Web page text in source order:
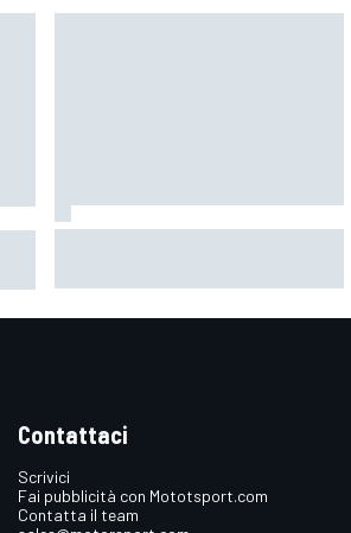
2027: perché sarà un'altra
Contattaci
Scrivici
Fai pubblicità con Mototsport.com
Contatta il team